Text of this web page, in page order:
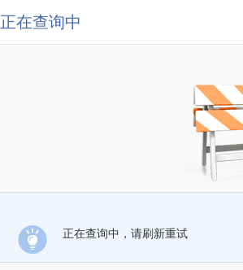
正在查询中
正在查询中，请刷新重试